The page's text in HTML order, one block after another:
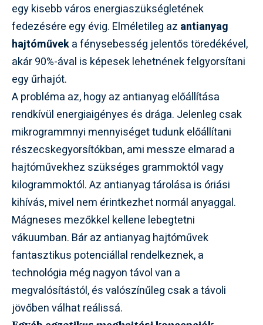
egy kisebb város energiaszükségletének
fedezésére egy évig. Elméletileg az antianyag
hajtóműveka fénysebesség jelentős töredékével,
akár 90%-ával is képesek lehetnének felgyorsítani
egy űrhajót.
A probléma az, hogy az antianyag előállítása
rendkívül energiaigényes és drága. Jelenleg csak
mikrogrammnyi mennyiséget tudunk előállítani
részecskegyorsítókban, ami messze elmarad a
hajtóművekhez szükséges grammoktól vagy
kilogrammoktól. Az antianyag tárolása is óriási
kihívás, mivel nem érintkezhet normál anyaggal.
Mágneses mezőkkel kellene lebegtetni
vákuumban. Bár az antianyag hajtóművek
fantasztikus potenciállal rendelkeznek, a
technológia még nagyon távol van a
megvalósítástól, és valószínűleg csak a távoli
jövőben válhat reálissá.